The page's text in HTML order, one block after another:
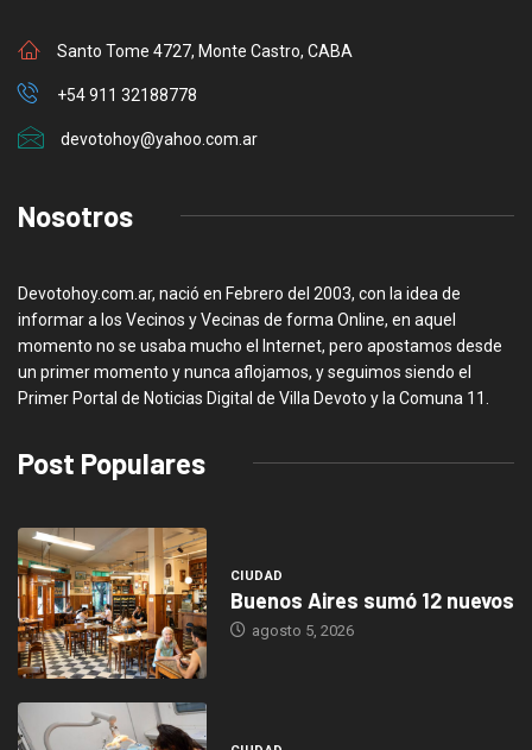
Santo Tome 4727, Monte Castro, CABA
+54 911 32188778
devotohoy@yahoo.com.ar
Nosotros
Devotohoy.com.ar, nació en Febrero del 2003, con la idea de
informar a los Vecinos y Vecinas de forma Online, en aquel
momento no se usaba mucho el Internet, pero apostamos desde
un primer momento y nunca aflojamos, y seguimos siendo el
Primer Portal de Noticias Digital de Villa Devoto y la Comuna 11.
Post Populares
CIUDAD
Buenos Aires sumó 12 nuevos
agosto 5, 2026